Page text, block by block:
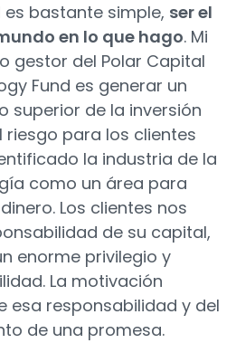
es bastante simple, ser el
en lo que hago. Mi
gestor del Polar Capital
Fund es generar un
superior de la inversión
riesgo para los clientes
la industria de la
como un área para
Los clientes nos
de su capital,
enorme privilegio y
La motivación
esa responsabilidad y del
de una promesa.